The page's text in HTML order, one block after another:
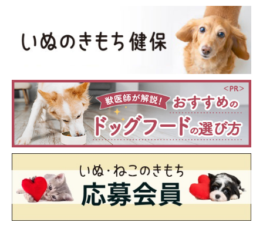
なお、人用のシャンプーや歯磨き粉などには、犬にとって有害な
物資が含まれていることがあります。家にあるもので代用するの
は素晴らしいことですが、使用の際には必ず注意するようにして
くださいね。ぜひエコで経済的な代用品を探してみてください！
参照／Instagram
文／tu-ca
※一部写真はスマホアプリ「まいにちのいぬ・ねこのきもち」で
投稿されたものです。
※記事と一部写真に関連性はありませんので予めご了承くださ
い。
※今回ご紹介している商品の中には、犬が使用することを想定し
て製造していない商品が含まれています。十分に注意し、不安が